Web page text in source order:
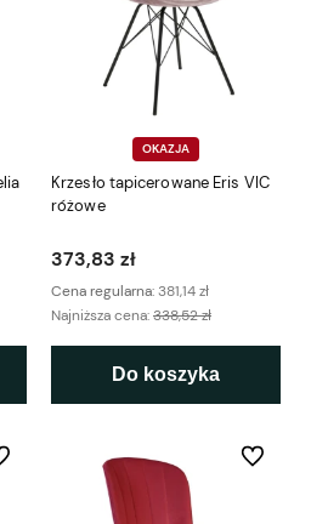
OKAZJA
Krzesło tapicerowane Eris VIC
różowe
373,83 zł
Cena regularna:381,14 zł
Najniższa cena:338,52 zł
Do koszyka
ulubionych Do